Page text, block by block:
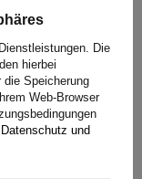
100 Pkt.
(5)
Die
hierbei
die Speicherung
Web-Browser
Datenschutz und